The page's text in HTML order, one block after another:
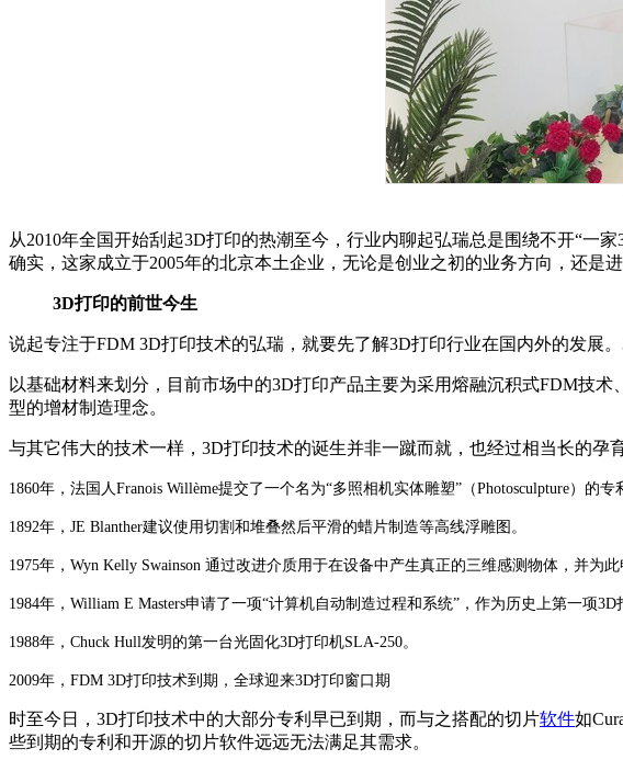
从2010年全国开始刮起3D打印的热潮至今，行业内聊起弘瑞总是围绕不开“一
确实，这家成立于2005年的北京本土企业，无论是创业之初的业务方向，还是
3D打印的前世今生
说起专注于FDM 3D打印技术的弘瑞，就要先了解3D打印行业在国内外的发展
以基础材料来划分，目前市场中的3D打印产品主要为采用熔融沉积式FDM技
型的增材制造理念。
与其它伟大的技术一样，3D打印技术的诞生并非一蹴而就，也经过相当长的孕
1860年，法国人Franois Willème提交了一个名为“多照相机实体雕塑”（Photosculpture）的专
1892年，JE Blanther建议使用切割和堆叠然后平滑的蜡片制造等高线浮雕图。
1975年，Wyn Kelly Swainson 通过改进介质用于在设备中产生真正的三维感测物体，并为此
1984年，William E Masters申请了一项“计算机自动制造过程和系统”，作为历史上第一项
1988年，Chuck Hull发明的第一台光固化3D打印机SLA-250。
2009年，FDM 3D打印技术到期，全球迎来3D打印窗口期
时至今日，3D打印技术中的大部分专利早已到期，而与之搭配的切片软件如
些到期的专利和开源的切片软件远远无法满足其需求。